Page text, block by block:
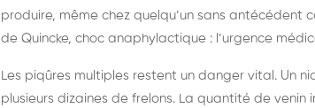
produire, même chez quelqu’un sans
de Quincke, choc anaphylactique : l’urgence
Les piqûres multiples restent un danger vital. Un
plusieurs dizaines de frelons. La quantité de